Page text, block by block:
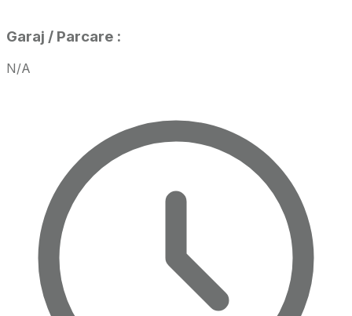
Garaj / Parcare :
N/A